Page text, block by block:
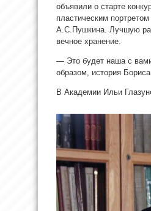
объявили о старте
пластическим
А.С.Пушкина. Лучшую
вечное хранение.
— Это будет наша с
образом, история
В Академии Ильи